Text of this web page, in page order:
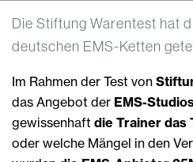
Die Stiftung Warentest hat
deutschen EMS-Ketten
Im Rahmen der Test von
das Angebot der EMS-
gewissenhaft die Trainer das
oder welche Mängel in den